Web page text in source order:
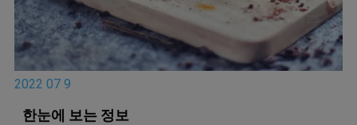
2022 07 9
한눈에 보는 정보